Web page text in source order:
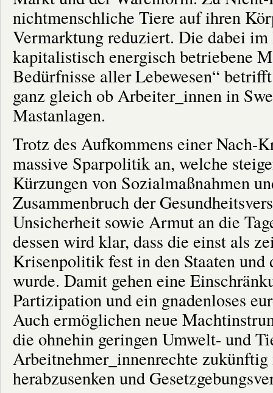
nichtmenschliche Tiere auf ihren
Vermarktung reduziert. Die dabei
kapitalistisch energisch betriebene
Bedürfnisse aller Lebewesen“
ganz gleich ob Arbeiter_innen in
Mastanlagen.
Trotz des Aufkommens einer Nach-
massive Sparpolitik an, welche
Kürzungen von Sozialmaßnahmen
Zusammenbruch der
Unsicherheit sowie Armut an die
dessen wird klar, dass die einst als
Krisenpolitik fest in den Staaten
wurde. Damit gehen eine
Partizipation und ein gnadenloses
Auch ermöglichen neue
die ohnehin geringen Umwelt- und
Arbeitnehmer_innenrechte
herabzusenken und